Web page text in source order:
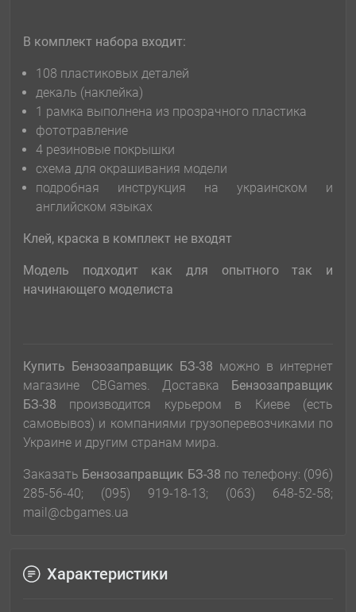
В комплект набора входит:
108 пластиковых деталей
декаль (наклейка)
1 рамка выполнена из прозрачного пластика
фототравление
4 резиновые покрышки
схема для окрашивания модели
подробная инструкция на украинском и
английском языках
Клей, краска в комплект не входят
Модель подходит как для опытного так и
начинающего моделиста
Купить Бензозаправщик БЗ-38 можно в интернет
магазине CBGames. Доставка Бензозаправщик
БЗ-38 производится курьером в Киеве (есть
самовывоз) и компаниями грузоперевозчиками по
Украине и другим странам мира.
Заказать Бензозаправщик БЗ-38 по телефону: (096)
285-56-40; (095) 919-18-13; (063) 648-52-58;
mail@cbgames.ua
Характеристики